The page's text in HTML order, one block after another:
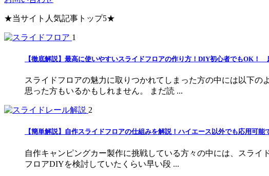
★当サイト人気記事トップ5★
1
【徹底解説】最高に使いやすいスライドフロアの作り方！DIY初心者でもOK！
スライドフロアの魅力に取りつかれてしまった方の中には以下
思った方もいるかもしれません。 まだ読 ...
2
【簡単解説】自作スライドフロアの仕組みを解説！ハイエース以外でも応用可能
自作キャンピングカー製作に挑戦している方々の中には、スラ
フロアDIYを検討していたくらい早い段 ...